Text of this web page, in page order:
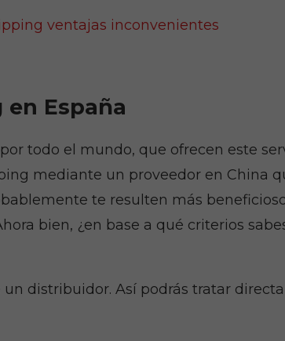
España
todo el mundo, que ofrecen este
mediante un proveedor en China
te resulten más
bien, ¿en base a qué criterios
distribuidor. Así podrás tratar
base a cómo
intereses y
comportamiento
mientras visitas
nuestro sitio,
aumentas la
personalizados.